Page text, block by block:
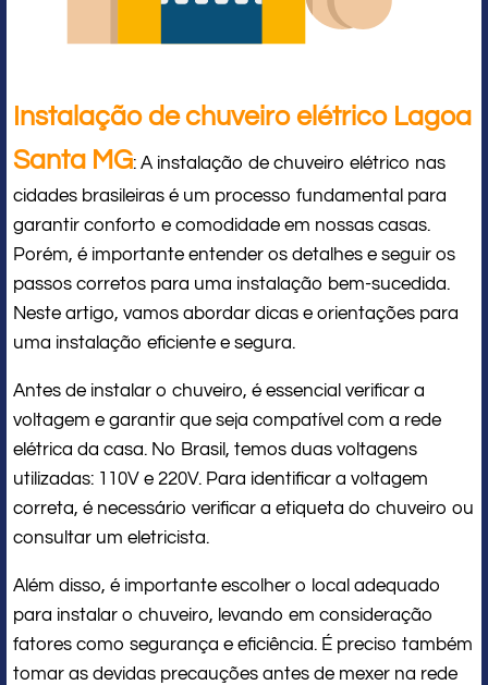
Instalação de chuveiro elétrico Lagoa
Santa MG: A instalação de chuveiro elétrico nas
cidades brasileiras é um processo fundamental para
garantir conforto e comodidade em nossas casas.
Porém, é importante entender os detalhes e seguir os
passos corretos para uma instalação bem-sucedida.
Neste artigo, vamos abordar dicas e orientações para
uma instalação eficiente e segura.
Antes de instalar o chuveiro, é essencial verificar a
voltagem e garantir que seja compatível com a rede
elétrica da casa. No Brasil, temos duas voltagens
utilizadas: 110V e 220V. Para identificar a voltagem
correta, é necessário verificar a etiqueta do chuveiro ou
consultar um eletricista.
Além disso, é importante escolher o local adequado
para instalar o chuveiro, levando em consideração
fatores como segurança e eficiência. É preciso também
tomar as devidas precauções antes de mexer na rede